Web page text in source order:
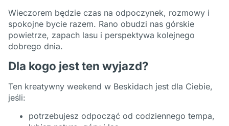
Wieczorem będzie czas na odpoczynek, rozmowy i
spokojne bycie razem. Rano obudzi nas górskie
powietrze, zapach lasu i perspektywa kolejnego
dobrego dnia.
Dla kogo jest ten wyjazd?
Ten kreatywny weekend w Beskidach jest dla Ciebie,
jeśli:
potrzebujesz odpocząć od codziennego tempa,